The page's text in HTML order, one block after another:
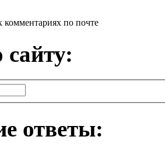
по почте
ответы: